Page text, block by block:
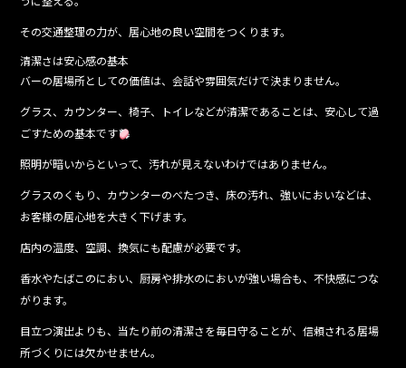
その交通整理の力が、居心地の良い空間をつくります。
清潔さは安心感の基本
バーの居場所としての価値は、会話や雰囲気だけで決まりません。
グラス、カウンター、椅子、トイレなどが清潔であることは、安心して過
ごすための基本です
照明が暗いからといって、汚れが見えないわけではありません。
グラスのくもり、カウンターのべたつき、床の汚れ、強いにおいなどは、
お客様の居心地を大きく下げます。
店内の温度、空調、換気にも配慮が必要です。
香水やたばこのにおい、厨房や排水のにおいが強い場合も、不快感につな
がります。
目立つ演出よりも、当たり前の清潔さを毎日守ることが、信頼される居場
所づくりには欠かせません。